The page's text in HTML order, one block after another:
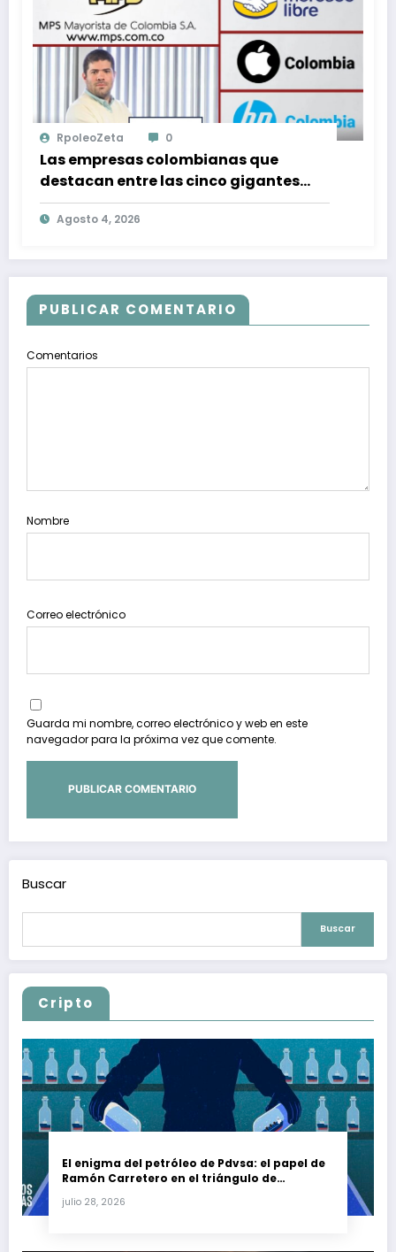
RpoleoZeta 0
Las empresas colombianas que
destacan entre las cinco gigantes
tecnológicas que lideran el mercado
en Colombia
Agosto 4, 2026
PUBLICAR COMENTARIO
Comentarios
Nombre
Correo electrónico
Guarda mi nombre, correo electrónico y web en este
navegador para la próxima vez que comente.
Buscar
Buscar
Cripto
El enigma del petróleo de Pdvsa: el papel de
Ramón Carretero en el triángulo de
julio 28, 2026